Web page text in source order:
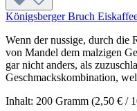
Königsberger Bruch
Wenn der nussige, durch die
von Mandel dem malzigen
gar nicht anders, als
Geschmackskombination,
Inhalt: 200 Gramm (2,50 € /